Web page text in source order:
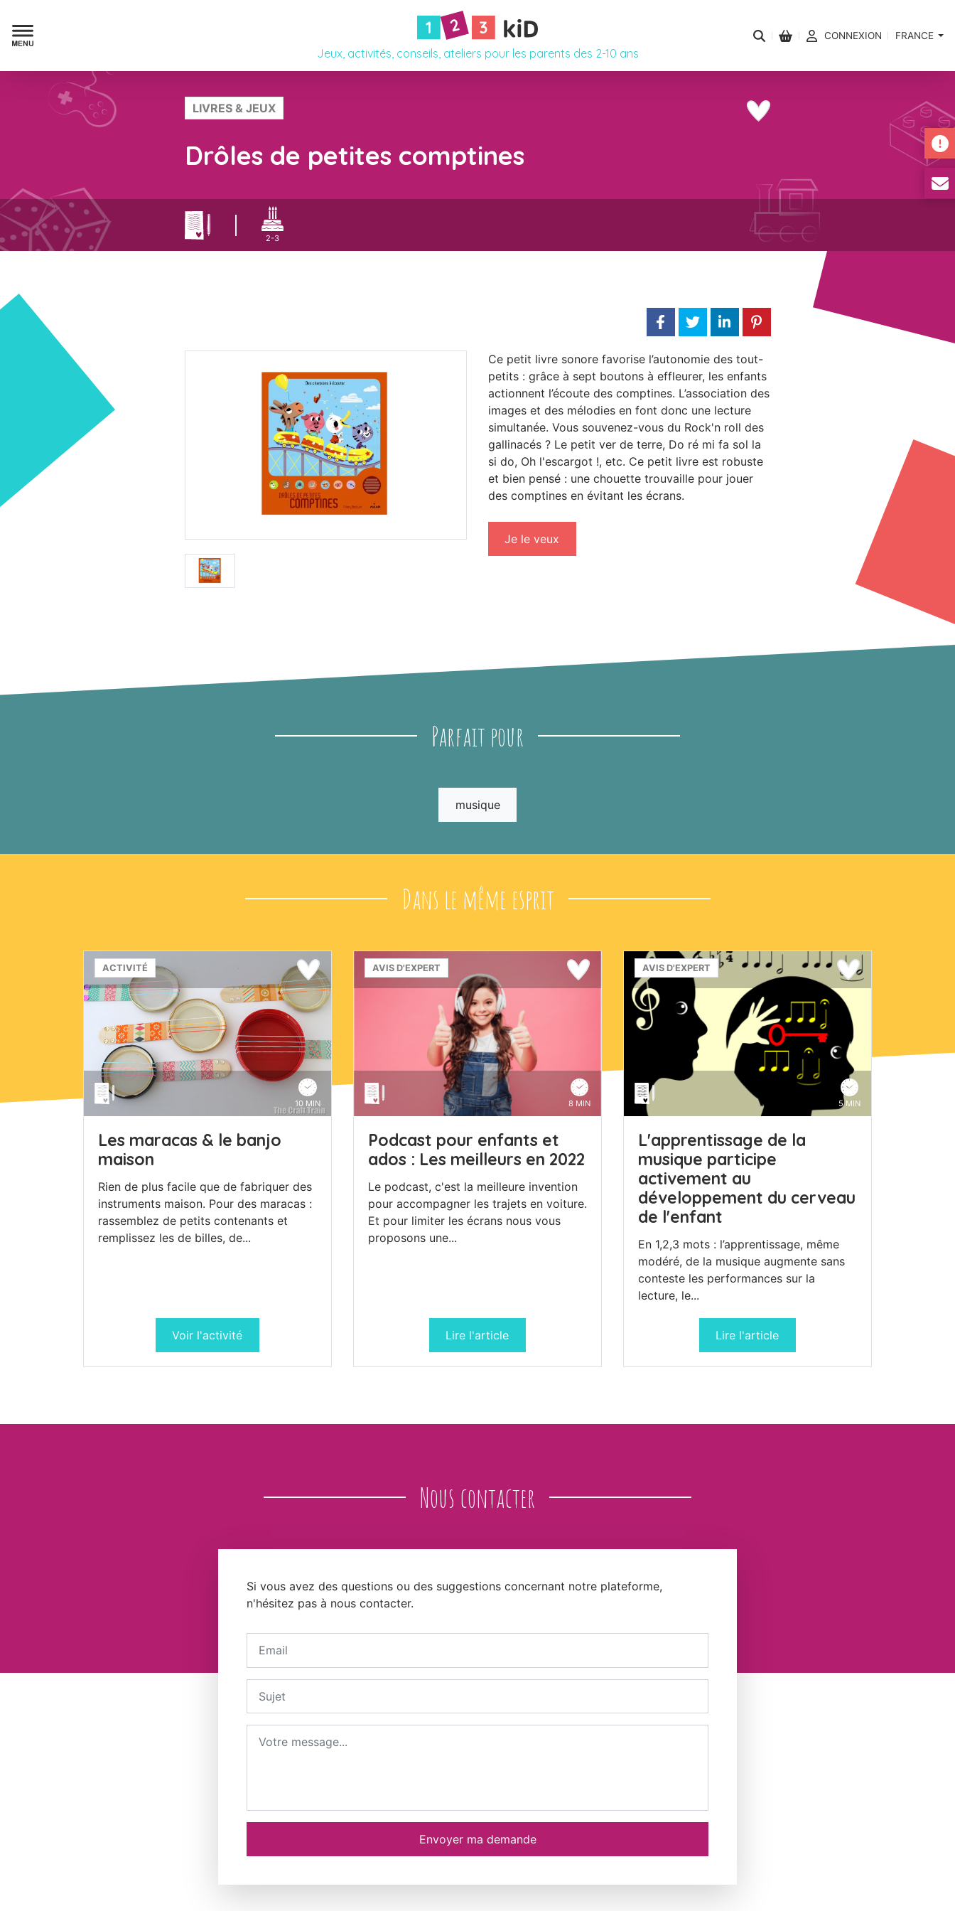
Jeux, activités, conseils, ateliers pour les parents des 2-10 ans
CONNEXION FRANCE
LIVRES & JEUX
Drôles de petites comptines
2-3
Ce petit livre sonore favorise l’autonomie des tout-
petits : grâce à sept boutons à effleurer, les enfants
actionnent l’écoute des comptines. L’association des
images et des mélodies en font donc une lecture
simultanée. Vous souvenez-vous du Rock'n roll des
gallinacés ? Le petit ver de terre, Do ré mi fa sol la
si do, Oh l'escargot !, etc. Ce petit livre est robuste
et bien pensé : une chouette trouvaille pour jouer
des comptines en évitant les écrans.
Je le veux
Parfait pour
musique
Dans le même esprit
ACTIVITÉ
10 MIN
Les maracas & le banjo
maison
Rien de plus facile que de fabriquer des
instruments maison. Pour des maracas :
rassemblez de petits contenants et
remplissez les de billes, de...
Voir l'activité
AVIS D'EXPERT
8 MIN
Podcast pour enfants et
ados : Les meilleurs en 2022
Le podcast, c'est la meilleure invention
pour accompagner les trajets en voiture.
Et pour limiter les écrans nous vous
proposons une...
Lire l'article
AVIS D'EXPERT
5 MIN
L'apprentissage de la
musique participe
activement au
développement du cerveau
de l'enfant
En 1,2,3 mots : l’apprentissage, même
modéré, de la musique augmente sans
conteste les performances sur la
lecture, le...
Lire l'article
Nous contacter
Si vous avez des questions ou des suggestions concernant notre plateforme,
n'hésitez pas à nous contacter.
Envoyer ma demande